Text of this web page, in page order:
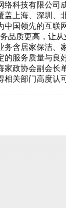
络科技有限公司
盖上海、深圳、
中国领先的互联
品质更高，让从
务含居家保洁、
的服务质量与良
家政协会副会长
相关部门高度认可